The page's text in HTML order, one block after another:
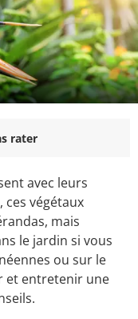
rater
avec leurs
ces végétaux
mais
le jardin si vous
ou sur le
et entretenir une